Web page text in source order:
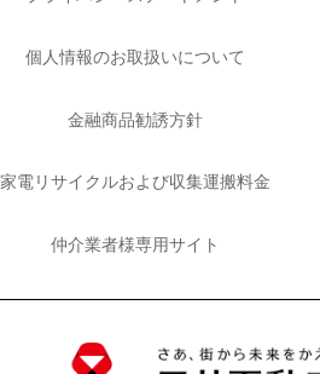
個人情報のお取扱いについて
金融商品勧誘方針
家電リサイクルおよび収集運搬料金
仲介業者様専用サイト